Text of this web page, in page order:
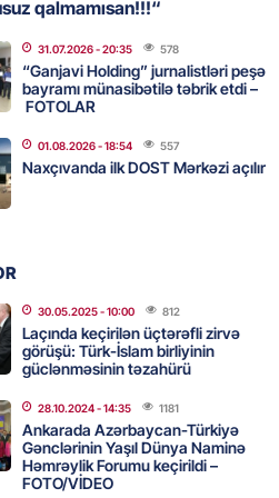
İssık-Kul gölündən gəzinti
paylaşıb
rayonunda 70 min manat
erməni idmançı ilə
- 12:00
qalmamısan!!!“
31.07.2026- 20:35 578
“Ganjavi Holding” jurnalistləri peşə
bayramı münasibətilə təbrik etdi –
FOTOLAR
01.08.2026- 18:54 557
Naxçıvanda ilk DOST Mərkəzi açılır
30.05.2025- 10:00 812
Laçında keçirilən üçtərəfli zirvə
görüşü: Türk-İslam birliyinin
güclənməsinin təzahürü
28.10.2024- 14:35 1181
Ankarada Azərbaycan-Türkiyə
Gənclərinin Yaşıl Dünya Naminə
Həmrəylik Forumu keçirildi –
FOTO/VİDEO